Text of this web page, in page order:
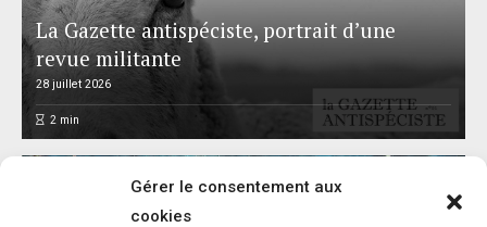
Gérer le consentement aux
cookies
La Gazette antispéciste, portrait d’une
revue militante
28 juillet 2026
2 min